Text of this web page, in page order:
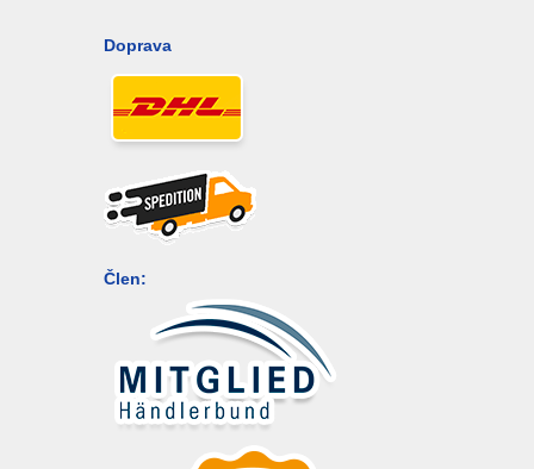
Doprava
Člen: